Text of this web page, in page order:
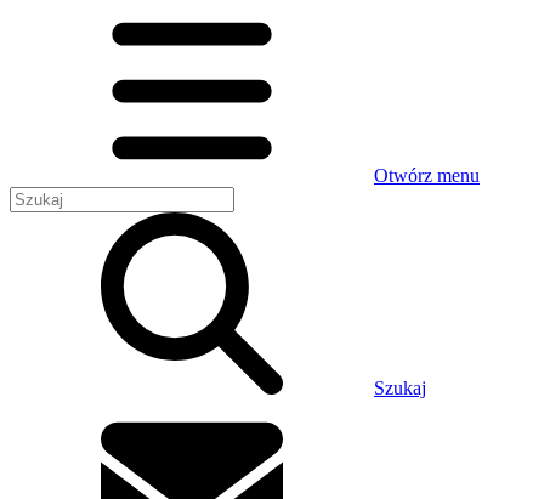
Otwórz menu
Szukaj